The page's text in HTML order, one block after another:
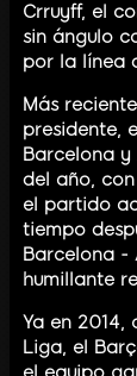
Crruyff, el
sin ángulo
por la línea
Más
presidente,
Barcelona
del año,
el partido
tiempo
Barcelona -
humillante
Ya en
Liga, el